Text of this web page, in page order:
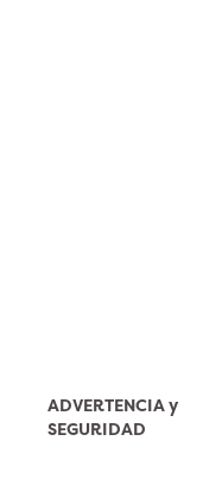
ADVERTENCIA y
SEGURIDAD